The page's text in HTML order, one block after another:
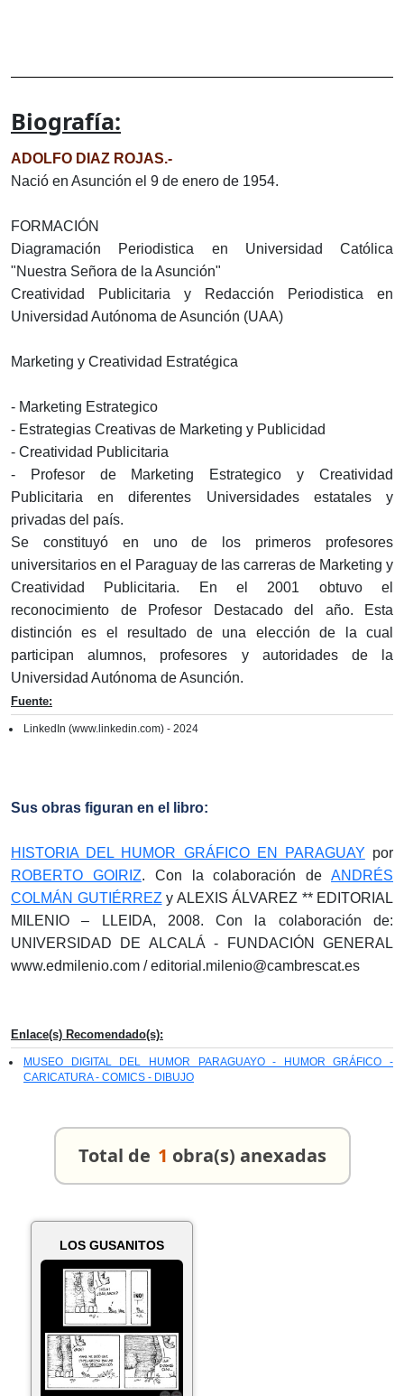
Biografía:
ADOLFO DIAZ ROJAS.-
Nació en Asunción el 9 de enero de 1954.
FORMACIÓN
Diagramación Periodistica en Universidad Católica
"Nuestra Señora de la Asunción"
Creatividad Publicitaria y Redacción Periodistica en
Universidad Autónoma de Asunción (UAA)
Marketing y Creatividad Estratégica
- Marketing Estrategico
- Estrategias Creativas de Marketing y Publicidad
- Creatividad Publicitaria
- Profesor de Marketing Estrategico y Creatividad
Publicitaria en diferentes Universidades estatales y
privadas del país.
Se constituyó en uno de los primeros profesores
universitarios en el Paraguay de las carreras de Marketing y
Creatividad Publicitaria. En el 2001 obtuvo el
reconocimiento de Profesor Destacado del año. Esta
distinción es el resultado de una elección de la cual
participan alumnos, profesores y autoridades de la
Universidad Autónoma de Asunción.
Fuente:
LinkedIn (www.linkedin.com) - 2024
Sus obras figuran en el libro:
HISTORIA DEL HUMOR GRÁFICO EN PARAGUAY por
ROBERTO GOIRIZ. Con la colaboración deANDRÉS
COLMÁN GUTIÉRREZ y ALEXIS ÁLVAREZ ** EDITORIAL
MILENIO – LLEIDA, 2008. Con la colaboración de:
UNIVERSIDAD DE ALCALÁ - FUNDACIÓN GENERAL
www.edmilenio.com / editorial.milenio@cambrescat.es
Enlace(s) Recomendado(s):
MUSEO DIGITAL DEL HUMOR PARAGUAYO - HUMOR GRÁFICO -
CARICATURA - COMICS - DIBUJO
Total de 1 obra(s) anexadas
LOS GUSANITOS